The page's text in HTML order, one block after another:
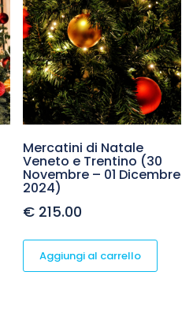
Mercatini di Natale
Veneto e Trentino (30
Novembre – 01 Dicembre
2024)
€ 215.00
Aggiungi al carrello